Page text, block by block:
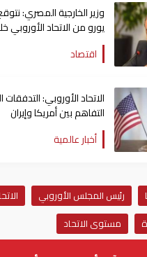
يورو من الاتحاد الأوروبي
اقتصاد
الاتحاد الأوروبي: التدفقات
التفاهم بين أمريكا وإيران
أخبار عالمية
رئيس المجلس الأوروبي
مستوى الاتحاد